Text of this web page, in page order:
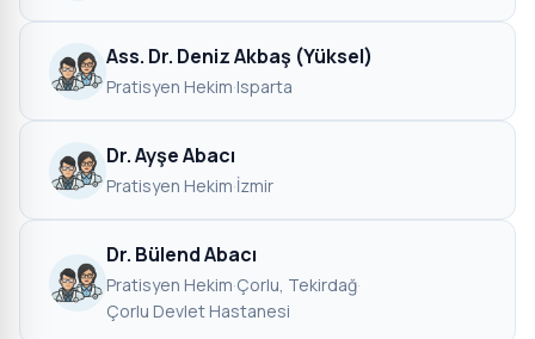
Ass. Dr. Deniz Akbaş (Yüksel)
Pratisyen Hekim·Isparta
Dr. Ayşe Abacı
Pratisyen Hekim·İzmir
Dr. Bülend Abacı
Pratisyen Hekim·Çorlu, Tekirdağ·
Çorlu Devlet Hastanesi